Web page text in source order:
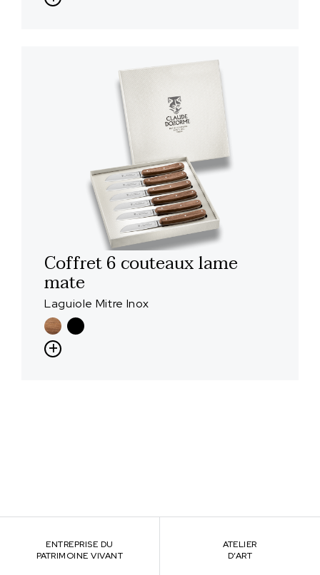
Coffret 6 couteaux lame
mate
Laguiole Mitre Inox
ENTREPRISE DU
PATRIMOINE VIVANT
ATELIER
D’ART